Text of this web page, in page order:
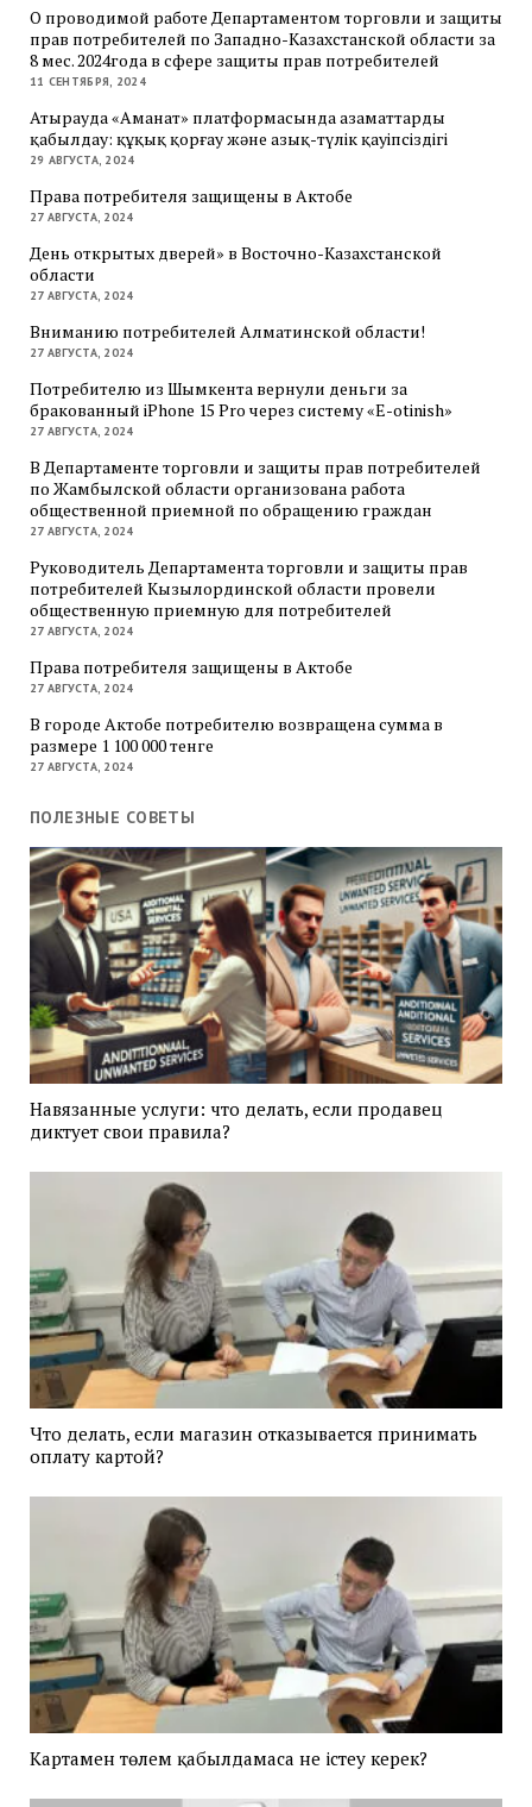
О проводимой работе Департаментом торговли и защиты
прав потребителей по Западно-Казахстанской области за
8 мес. 2024года в сфере защиты прав потребителей
11 СЕНТЯБРЯ, 2024
Атырауда «Аманат» платформасында азаматтарды
қабылдау: құқық қорғау және азық-түлік қауіпсіздігі
29 АВГУСТА, 2024
Права потребителя защищены в Актобе
27 АВГУСТА, 2024
День открытых дверей» в Восточно-Казахстанской
области
27 АВГУСТА, 2024
Вниманию потребителей Алматинской области!
27 АВГУСТА, 2024
Потребителю из Шымкента вернули деньги за
бракованный iPhone 15 Pro через систему «E-otinish»
27 АВГУСТА, 2024
В Департаменте торговли и защиты прав потребителей
по Жамбылской области организована работа
общественной приемной по обращению граждан
27 АВГУСТА, 2024
Руководитель Департамента торговли и защиты прав
потребителей Кызылординской области провели
общественную приемную для потребителей
27 АВГУСТА, 2024
Права потребителя защищены в Актобе
27 АВГУСТА, 2024
В городе Актобе потребителю возвращена сумма в
размере 1 100 000 тенге
27 АВГУСТА, 2024
ПОЛЕЗНЫЕ СОВЕТЫ
Навязанные услуги: что делать, если продавец
диктует свои правила?
Что делать, если магазин отказывается принимать
оплату картой?
Картамен төлем қабылдамаса не істеу керек?